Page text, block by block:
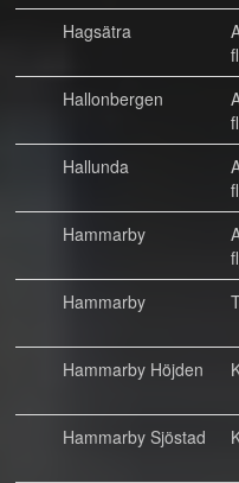
Hagsätra
Hallonbergen
Hallunda
Hammarby
Hammarby
Hammarby Höjden
Hammarby Sjöstad